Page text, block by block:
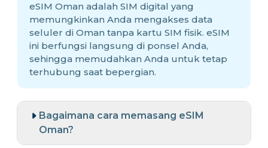
eSIM Oman adalah SIM digital yang
memungkinkan Anda mengakses data
seluler di Oman tanpa kartu SIM fisik. eSIM
ini berfungsi langsung di ponsel Anda,
sehingga memudahkan Anda untuk tetap
terhubung saat bepergian.
Bagaimana cara memasang eSIM
Oman?